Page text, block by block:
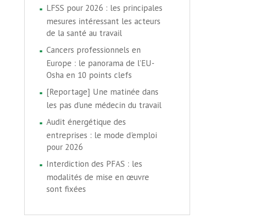
LFSS pour 2026 : les principales
mesures intéressant les acteurs
de la santé au travail
Cancers professionnels en
Europe : le panorama de l’EU-
Osha en 10 points clefs
[Reportage] Une matinée dans
les pas d’une médecin du travail
Audit énergétique des
entreprises : le mode d'emploi
pour 2026
Interdiction des PFAS : les
modalités de mise en œuvre
sont fixées